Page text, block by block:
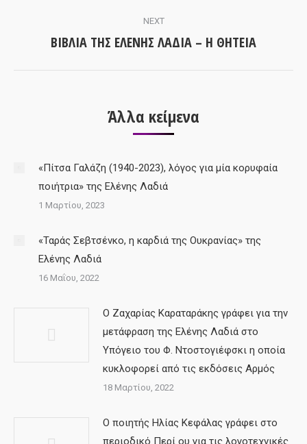
NEXT
Next
ΒΙΒΛΙΑ ΤΗΣ ΕΛΕΝΗΣ ΛΑΔΙΑ – Η ΘΗΤΕΙΑ
Άλλα κείμενα
«Πίτσα Γαλάζη (1940-2023), λόγος για μία κορυφαία
ποιήτρια» της Ελένης Λαδιά
1 Μαρτίου, 2023
«Ταράς Σεβτσένκο, η καρδιά της Ουκρανίας» της
Ελένης Λαδιά
16 Μαΐου, 2022
Ο Ζαχαρίας Καραταράκης γράφει για την
μετάφραση της Ελένης Λαδιά στο
Υπόγειο του Φ. Ντοστογιέφσκι η οποία
κυκλοφορεί από τις εκδόσεις Αρμός
18 Μαρτίου, 2022
Ο ποιητής Ηλίας Κεφάλας γράφει στο
περιοδικό Περί ου για τις λογοτεχνικές